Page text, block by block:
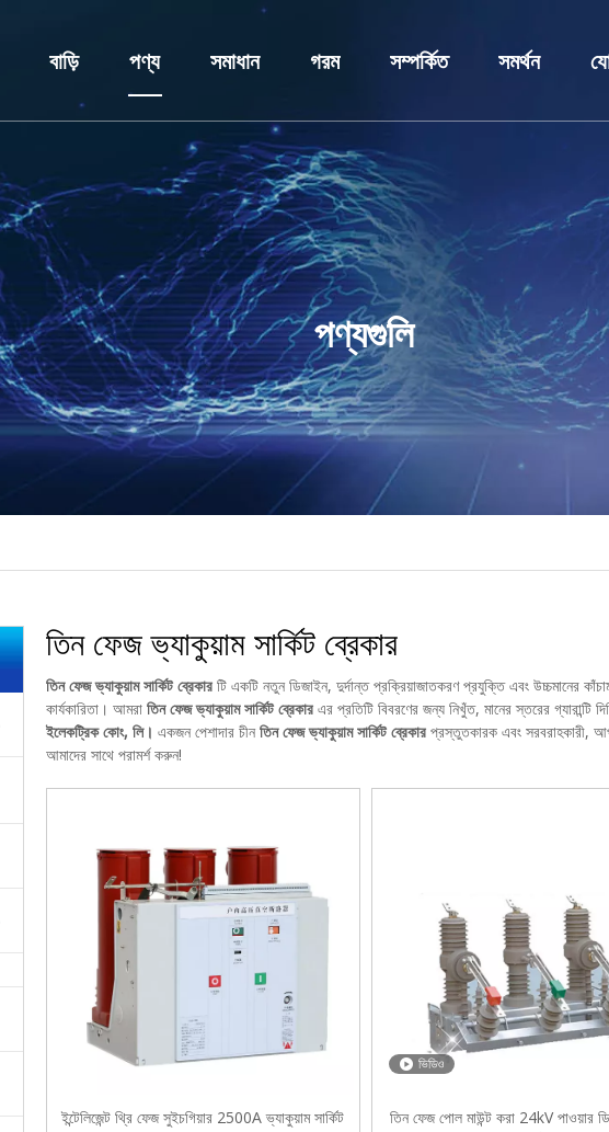
বাড়ি পণ্য
কম ভোল্টেজ সুইচগিয়ার
মাঝারি ভোল্টেজ সুইচগিয়ার
ট্রান্সফরমার
সার্কিট ব্রেকার
ক্যাপাসিটর চুল্লি
ডিসি প্যানেল ক্যাবিনেট
প্রিফেব্রিকেটেড সাবস্টেশন
সমাধান
শিল্প সমাধান
আবেদন
কাস্টমাইজেশন
গরম
সুইচগিয়ার
ভ্যাকুয়াম সার্কিট ব্রেকার
ক্যাপাসিটার ব্যাংক
রিং মেইন ইউনিট
সম্পর্কিত
প্রোফাইল
খবর
সমর্থন
সেবা
FAQ
পণ্যগুলি
তিন ফেজ ভ্যাকুয়াম সার্কিট ব্রেকার
তিন ফেজ ভ্যাকুয়াম সার্কিট ব্রেকার টি একটি নতুন ডিজাইন, দুর্দান্ত প্রক্রিয়াজাতকরণ প্রযুক্তি এবং উচ্চমানের
কার্যকারিতা। আমরা তিন ফেজ ভ্যাকুয়াম সার্কিট ব্রেকার এর প্রতিটি বিবরণের জন্য নিখুঁত, মানের স্তরের
ইলেকট্রিক কোং, লি। একজন পেশাদার চীনতিন ফেজ ভ্যাকুয়াম সার্কিট ব্রেকার প্রস্তুতকারক এবং সরবরাহকারী,
আমাদের সাথে পরামর্শ করুন!
ইন্টেলিজেন্ট থ্রি ফেজ সুইচগিয়ার 2500A ভ্যাকুয়াম সার্কিট
ভিডিও
তিন ফেজ পোল মাউন্ট করা 24kV পাওয়ার